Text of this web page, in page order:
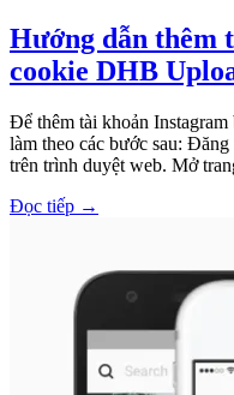
Hướng dẫn thêm
cookie DHB
Để thêm tài khoản
làm theo các bước sau:
trên trình duyệt web. Mở
Đọc tiếp →